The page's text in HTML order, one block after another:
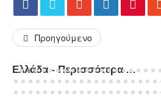
Προηγούμενο
Ελλάδα - Περισσότερα Άρθρα...